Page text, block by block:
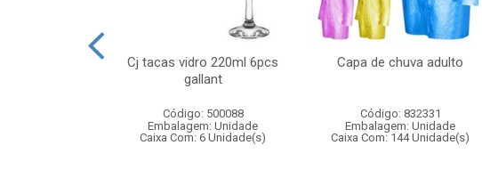
Cj tacas vidro 220ml 6pcs
gallant
Código: 500088
Embalagem: Unidade
Caixa Com: 6 Unidade(s)
Capa de chuva adulto
Código: 832331
Embalagem: Unidade
Caixa Com: 144 Unidade(s)